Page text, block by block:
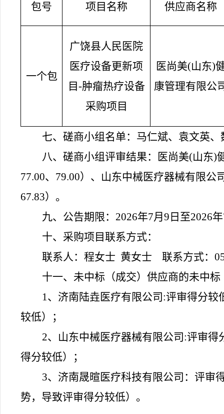
包号 项目 名称 供应商名称
一个包
广饶县人民医院
医疗设备更新项
目 -肿瘤热疗设备
采购项目
医尚美(山东)
康管理有限公
七、 磋商小组名单： 马仁斌、袁文英、
八、磋商小组评审结果： 医尚美(山东)
77.00、79.00）、 山东中械医疗器械有限公
67.83） 。
九、公告期限： 2026年7月 9 日至2026年
十、采购项目联系方式：
联系人： 程女士 黄女士 联系方式：
十一、未中标（成交）供应商的未中
1、 济南陆垚医疗有限公司 :评审得分较
较低）；
2、 山东中械医疗器械有限公司 :评审得
得分较低）；
3、 济南晟暄医疗科技有限公司 ：评审
势，导致评审得分较低）。